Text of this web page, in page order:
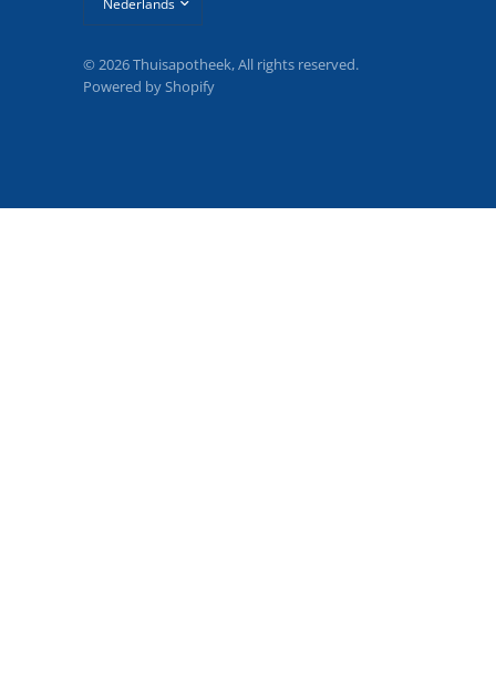
bijwerken
© 2026 Thuisapotheek, All rights reserved.
Powered by Shopify